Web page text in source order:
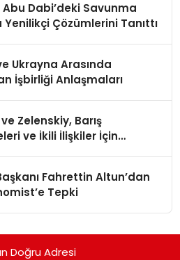
Abu Dabi’deki Savunma
Yenilikçi Çözümlerini Tanıttı
Ukrayna Arasında
İşbirliği Anlaşmaları
Zelenskiy, Barış
ve İkili İlişkiler İçin
Fahrettin Altun’dan
Tepki
Doğru Adresi